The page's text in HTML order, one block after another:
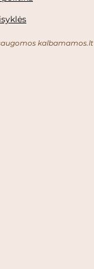
kalbamamos.lt